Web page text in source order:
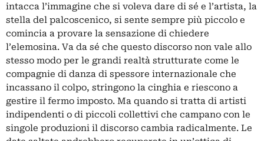
intacca l’immagine che si voleva dare di sé e l’artista, la
stella del palcoscenico, si sente sempre più piccolo e
comincia a provare la sensazione di chiedere
l’elemosina. Va da sé che questo discorso non vale allo
stesso modo per le grandi realtà strutturate come le
compagnie di danza di spessore internazionale che
incassano il colpo, stringono la cinghia e riescono a
gestire il fermo imposto. Ma quando si tratta di artisti
indipendenti o di piccoli collettivi che campano con le
singole produzioni il discorso cambia radicalmente. Le